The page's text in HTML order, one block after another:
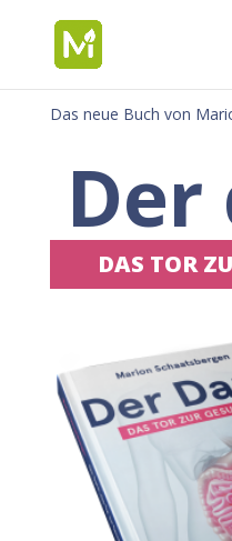
Das neue Buch von
Der
DAS TOR